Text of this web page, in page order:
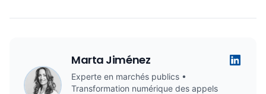
Marta Jiménez
Experte en marchés publics •
Transformation numérique des appels